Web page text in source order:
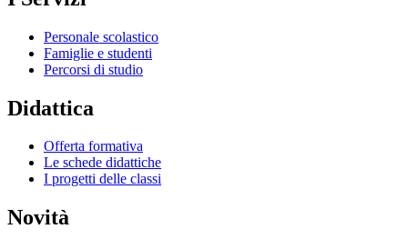
Personale scolastico
Famiglie e studenti
Percorsi di studio
Didattica
Offerta formativa
Le schede didattiche
I progetti delle classi
Novità